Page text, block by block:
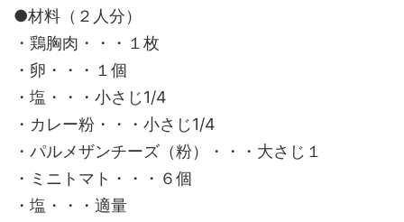
●材料（２人分）
・鶏胸肉・・・１枚
・卵・・・１個
・塩・・・小さじ1/4
・カレー粉・・・小さじ1/4
・パルメザンチーズ（粉）・・・大さじ１
・ミニトマト・・・６個
・塩・・・適量